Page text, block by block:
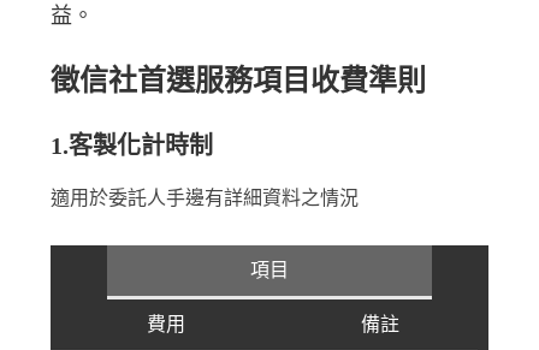
益。
徵信社首選服務項目收費準則
1.客製化計時制
適用於委託人手邊有詳細資料之情況
項目
費用 備註